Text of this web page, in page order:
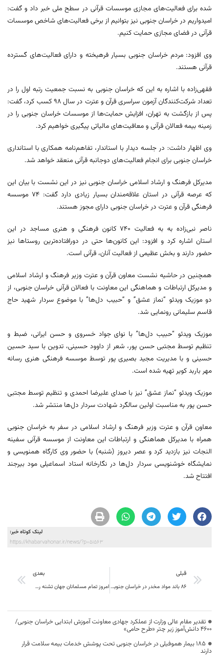
شده برای فعالیت‌های مجازی موسسات قرآنی در سطح ملی خبر داد و گفت:
امیدواریم در خراسان جنوبی نیز بتوانیم از برخی فعالیت‌های شاخص موسسات
قرآنی در فضای مجازی حمایت کنیم.
وی افزود: مردم خراسان جنوبی بسیار فرهیخته و دارای فعالیت‌های گسترده
قرآنی هستند.
فقهی‌زاده با اشاره به این که خراسان جنوبی به نسبت جمعیت رتبه اول را در
تعداد شرکت‌کنندگان آزمون سراسری قرآن و عترت در سال ۹۸ کسب کرد، گفت:
پس از بازگشت به تهران، افزایش حمایت‌ها از موسسات خراسان جنوبی را در
زمینه بیمه فعالان قرآنی و معافیت‌های مالیاتی پیگیری خواهیم کرد.
وی اظهار داشت: در جلسه دیدار با استاندار، تفاهم‌نامه همکاری با استانداری
خراسان جنوبی برای انجام فعالیت‌های دوجانبه قرآنی منعقد خواهد شد.
مدیرکل فرهنگ و ارشاد اسلامی خراسان جنوبی نیز در این نشست با بیان این
که عرصه قرآنی در استان علاقه‌مندان بسیار زیادی دارد گفت: ۷۴ موسسه
فرهنگی قرآن و عترت در خراسان جنوبی دارای مجوز هستند.
ناصر نبی‌زاده به به فعالیت ۷۴۰ کانون فرهنگی و هنری مساجد در این
استان اشاره کرد و افزود: این کانون‌ها حتی در دورافتاده‌ترین روستاها نیز
حضور دارند و بخش عظیمی از فعالیت آنان، قرآنی است.
همچنین در حاشیه نشست معاون قرآن و عترت وزیر فرهنگ و ارشاد اسلامی
و مدیرکل ارتباطات و هماهنگی این معاونت با فعالان قرآنی خراسان جنوبی، از
دو موزیک ویدئو “نماز عشق” و “حبیب دل‌ها” با موضوع سردار شهید حاج
قاسم سلیمانی رونمایی شد.
موزیک ویدئو “حبیب دل‌ها” با نوای جواد خسروی و حسن ایرانی، ضبط و
تنظیم توسط مجتبی حسن پور، شعر از داوود حسینی، تدوین با سید حسین
حسینی و با مدیریت مجید بصیری پور توسط موسسه فرهنگی هنری رسانه
مهر باربد کویر تهیه شده است.
موزیک ویدئو “نماز عشق” نیز با صدای علیرضا احمدی و تنظیم توسط مجتبی
حسن پور به مناسبت اولین سالگرد شهادت سردار دل‌ها منتشر شد.
معاون قرآن و عترت وزیر فرهنگ و ارشاد اسلامی در سفر به خراسان جنوبی
همراه با مدیرکل هماهنگی و ارتباطات این معاونت از موسسه قرآنی سفینه
النجات نیز بازدید کرد و عصر دیروز (شنبه) با حضور وی کارگاه همنویسی و
نمایشگاه خوشنویسی سردار دل‌ها در نگارخانه استاد اسماعیلی مود بیرجند
افتتاح شد.
لینک کوتاه خبر:
https://khabarvahonar.ir/news/?p=51563
قبلی
۸۶ باند مواد مخدر در خراسان جنوبی متلاشی شد
بعدی
امروز تمام مسلمانان جهان تشنه روح قرآن هستند
تقدیر مقام عالی وزارت از عملکرد جهادی معاونت آموزش ابتدایی خراسان جنوبی/
۴۶۰۰ دانش‌آموز زیر چتر «طرح حامی»
۱۸۵ بیمار هموفیلی در خراسان جنوبی تحت پوشش خدمات بیمه سلامت قرار
دارند